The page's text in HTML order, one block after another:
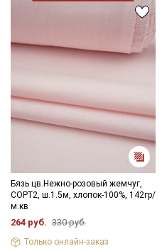
Бязь цв.Нежно-розовый жемчуг,
СОРТ2, ш.1.5м, хлопок-100%, 142гр/
м.кв
264 руб. 330 руб.
Только онлайн-заказ